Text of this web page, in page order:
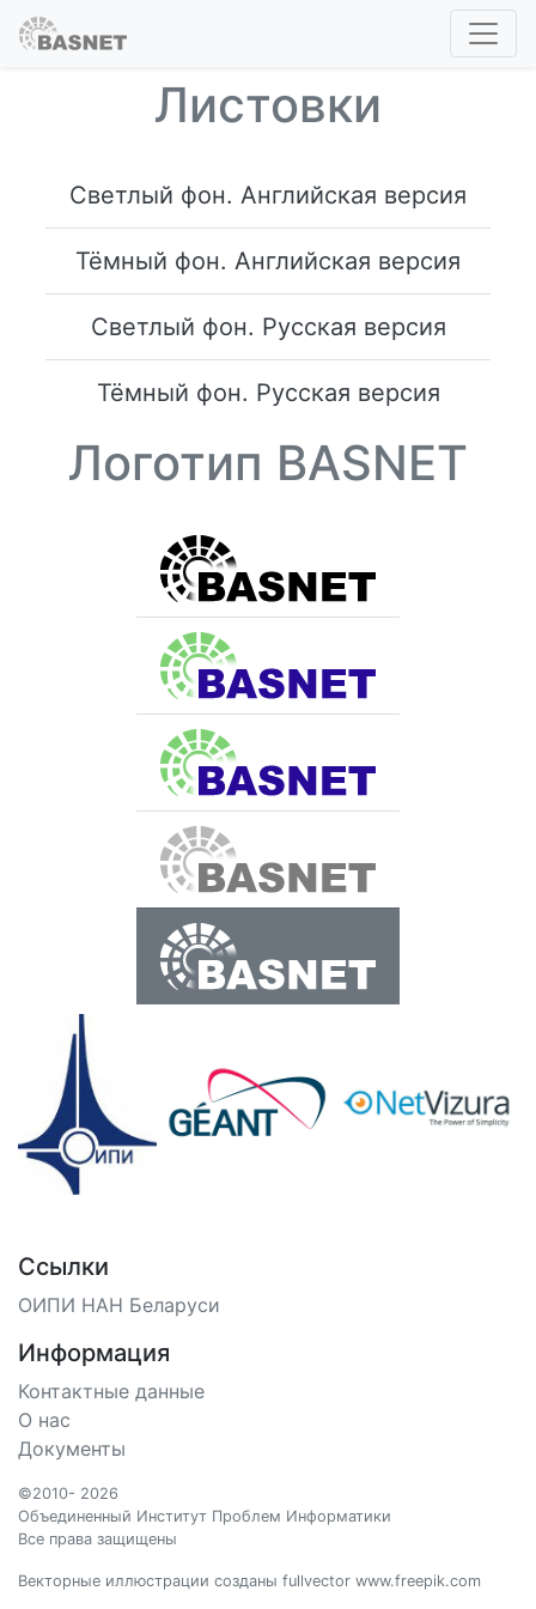
Листовки
Светлый фон. Английская версия
Тёмный фон. Английская версия
Светлый фон. Русская версия
Тёмный фон. Русская версия
Логотип BASNET
Ссылки
ОИПИ НАН Беларуси
Информация
Контактные данные
О нас
Документы
©2010- 2026
Объединенный Институт Проблем Информатики
Все права защищены
Векторные иллюстрации созданы fullvector www.freepik.com